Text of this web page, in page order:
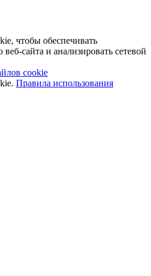
чтобы обеспечивать
сайта и анализировать сетевой
cookie
Правила использования